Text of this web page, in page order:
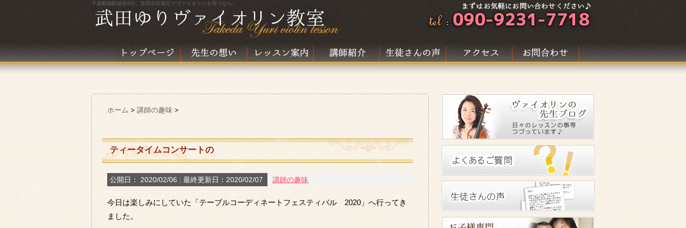
千歳船橋駅徒歩5分。世田谷区桜丘でヴァイオリンを習うなら。
ホーム > 講師の趣味 >
ティータイムコンサートの
公開日： 2020/02/06 : 最終更新日：2020/02/07 講師の趣味
今日は楽しみにしていた「テーブルコーディネートフェスティバル 2020」へ行ってき
ました。